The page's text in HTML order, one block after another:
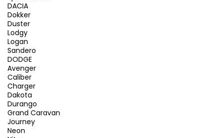
DACIA
Dokker
Duster
Lodgy
Logan
Sandero
DODGE
Avenger
Caliber
Charger
Dakota
Durango
Grand Caravan
Journey
Neon